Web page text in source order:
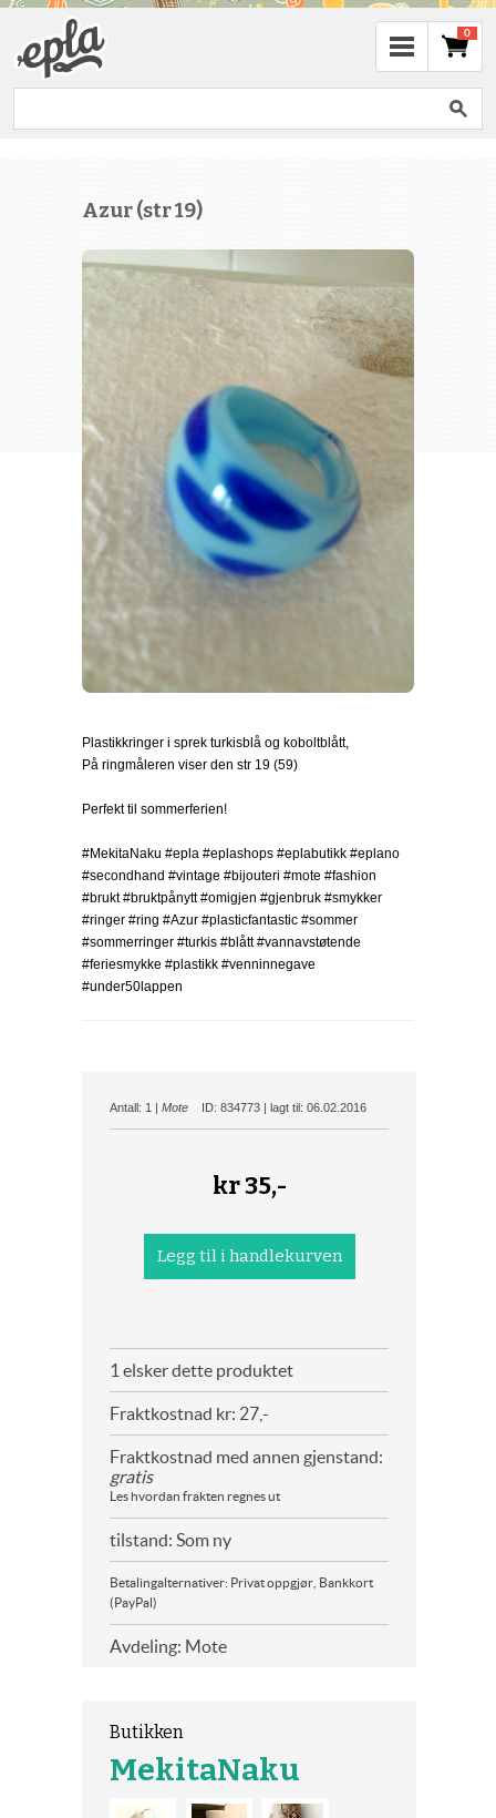
0
Azur (str 19)
Plastikkringer i sprek turkisblå og koboltblått,
På ringmåleren viser den str 19 (59)
Perfekt til sommerferien!
#MekitaNaku #epla #eplashops #eplabutikk #eplano
#secondhand #vintage #bijouteri #mote #fashion
#brukt #bruktpånytt #omigjen #gjenbruk #smykker
#ringer #ring #Azur #plasticfantastic #sommer
#sommerringer #turkis #blått #vannavstøtende
#feriesmykke #plastikk #venninnegave
#under50lappen
Antall: 1 | Mote ID: 834773 | lagt til: 06.02.2016
kr35,-
1 elsker dette produktet
Fraktkostnad kr: 27,-
Fraktkostnad med annen gjenstand:
gratis
Les hvordan frakten regnes ut
tilstand: Som ny
Betalingalternativer: Privat oppgjør, Bankkort
(PayPal)
Avdeling: Mote
Butikken
MekitaNaku